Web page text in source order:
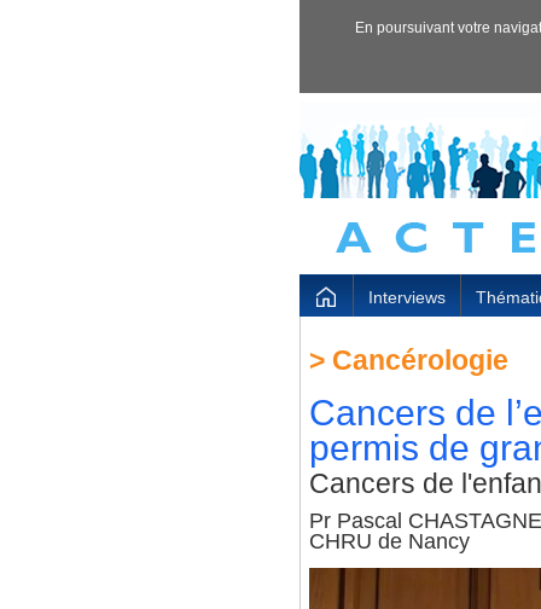
En poursuivant votre
Interviews
>Cancérologie
Cancers de
permis de
Cancers de
Pr Pascal
CHRU de Nancy